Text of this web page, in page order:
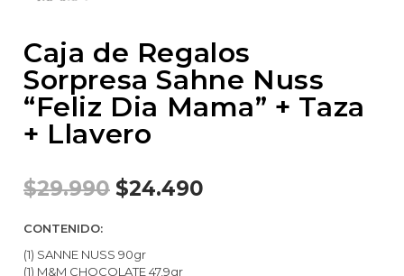
Caja de Regalos
Sorpresa Sahne Nuss
“Feliz Dia Mama” + Taza
+ Llavero
$29.990 $24.490
CONTENIDO:
(1) SANNE NUSS 90gr
(1) M&M CHOCOLATE 47,9gr